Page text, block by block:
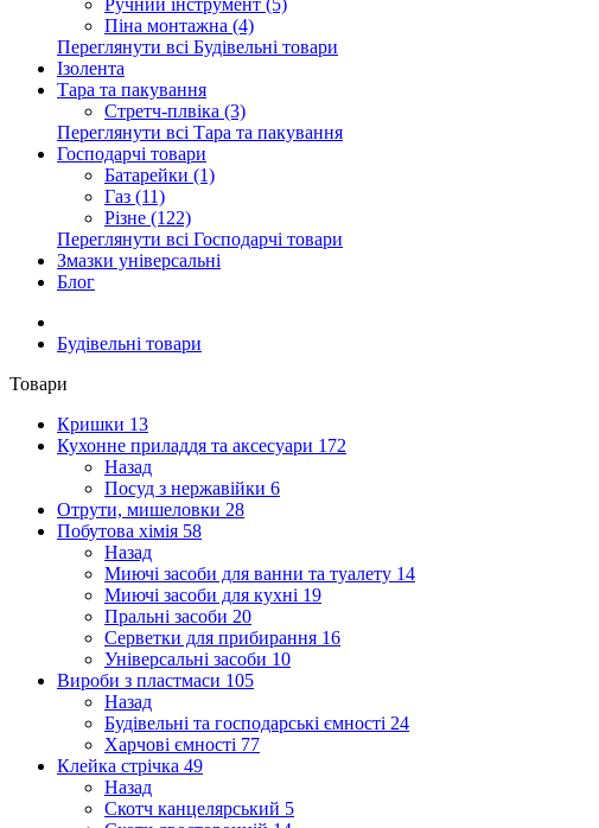
Ручний інструмент (5)
Піна монтажна (4)
Переглянути всі Будівельні товари
Ізолента
Тара та пакування
Стретч-плвіка (3)
Переглянути всі Тара та пакування
Господарчі товари
Батарейки (1)
Газ (11)
Різне (122)
Переглянути всі Господарчі товари
Змазки універсальні
Блог
Будівельні товари
Товари
Кришки 13
Кухонне приладдя та аксесуари 172
Назад
Посуд з нержавійки 6
Отрути, мишеловки 28
Побутова хімія 58
Назад
Миючі засоби для ванни та туалету 14
Миючі засоби для кухні 19
Пральні засоби 20
Серветки для прибирання 16
Універсальні засоби 10
Вироби з пластмаси 105
Назад
Будівельні та господарські ємності 24
Харчові ємності 77
Клейка стрічка 49
Назад
Скотч канцелярський 5